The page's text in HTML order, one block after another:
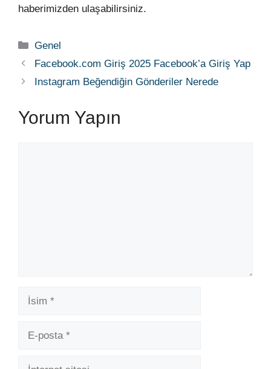
haberimizden ulaşabilirsiniz.
Kategoriler
Genel
Facebook.com Giriş 2025 Facebook’a Giriş Yap
Instagram Beğendiğin Gönderiler Nerede
Yorum Yapın
İsim
posta
İnternet